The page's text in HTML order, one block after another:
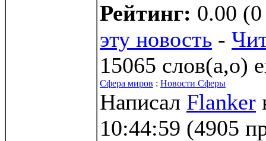
Рейтинг: 0.00
эту новость -
15065 слов(а,о)
Сфера миров : Новости Сферы
Написал Flanker
10:44:59 (4905